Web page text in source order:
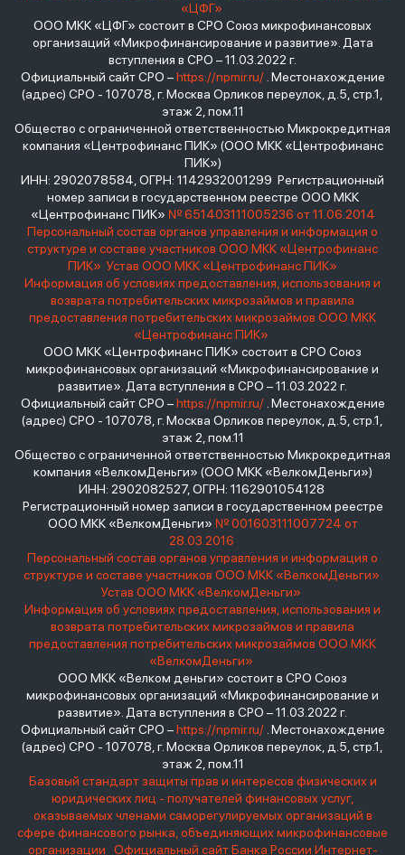
«ЦФГ»
ООО МКК «ЦФГ» состоит в СРО Союз микрофинансовых
организаций «Микрофинансирование и развитие». Дата
вступления в СРО – 11.03.2022 г.
Официальный сайт СРО –https://npmir.ru/. Местонахождение
(адрес) СРО - 107078, г. Москва Орликов переулок, д.5, стр.1,
этаж 2, пом.11
Общество с ограниченной ответственностью Микрокредитная
компания «Центрофинанс ПИК» (ООО МКК «Центрофинанс
ПИК»)
ИНН: 2902078584, ОГРН: 1142932001299 Регистрационный
номер записи в государственном реестре ООО МКК
«Центрофинанс ПИК» № 651403111005236 от 11.06.2014
Персональный состав органов управления и информация о
структуре и составе участников ООО МКК «Центрофинанс
ПИК» Устав ООО МКК «Центрофинанс ПИК»
Информация об условиях предоставления, использования и
возврата потребительских микрозаймов и правила
предоставления потребительских микрозаймов ООО МКК
«Центрофинанс ПИК»
ООО МКК «Центрофинанс ПИК» состоит в СРО Союз
микрофинансовых организаций «Микрофинансирование и
развитие». Дата вступления в СРО – 11.03.2022 г.
Официальный сайт СРО –https://npmir.ru/. Местонахождение
(адрес) СРО - 107078, г. Москва Орликов переулок, д.5, стр.1,
этаж 2, пом.11
Общество с ограниченной ответственностью Микрокредитная
компания «ВелкомДеньги» (ООО МКК «ВелкомДеньги»)
ИНН: 2902082527, ОГРН: 1162901054128
Регистрационный номер записи в государственном реестре
ООО МКК «ВелкомДеньги» № 001603111007724 от
28.03.2016
Персональный состав органов управления и информация о
структуре и составе участников ООО МКК «ВелкомДеньги»
Устав ООО МКК «ВелкомДеньги»
Информация об условиях предоставления, использования и
возврата потребительских микрозаймов и правила
предоставления потребительских микрозаймов ООО МКК
«ВелкомДеньги»
ООО МКК «Велком деньги» состоит в СРО Союз
микрофинансовых организаций «Микрофинансирование и
развитие». Дата вступления в СРО – 11.03.2022 г.
Официальный сайт СРО –https://npmir.ru/. Местонахождение
(адрес) СРО - 107078, г. Москва Орликов переулок, д.5, стр.1,
этаж 2, пом.11
Базовый стандарт защиты прав и интересов физических и
юридических лиц - получателей финансовых услуг,
оказываемых членами саморегулируемых организаций в
сфере финансового рынка, объединяющих микрофинансовые
организации
Официальный сайт Банка России Интернет-